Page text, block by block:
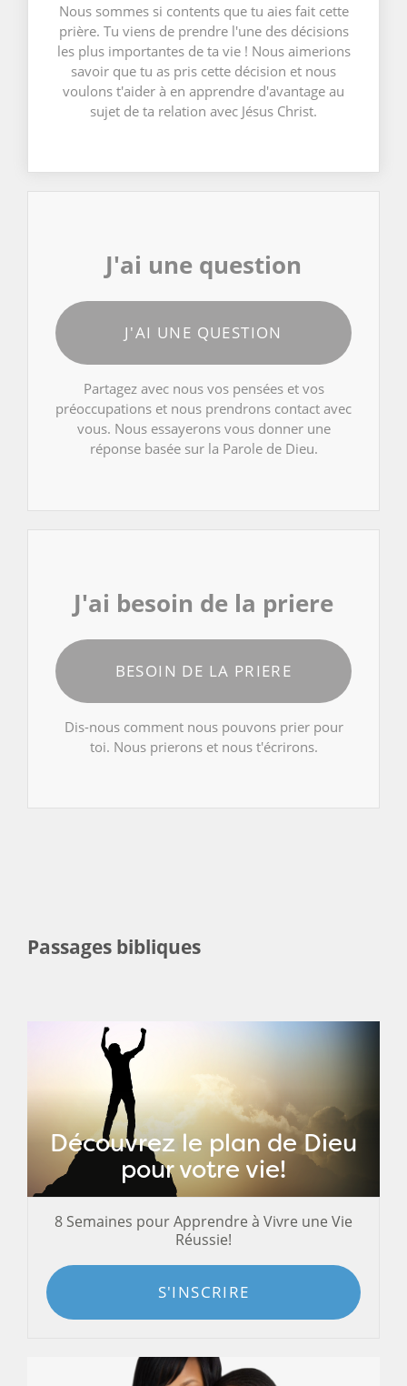
Nous sommes si contents que tu aies fait cette
prière. Tu viens de prendre l'une des décisions
les plus importantes de ta vie ! Nous aimerions
savoir que tu as pris cette décision et nous
voulons t'aider à en apprendre d'avantage au
sujet de ta relation avec Jésus Christ.
J'ai une question
J'AI UNE QUESTION
Partagez avec nous vos pensées et vos
préoccupations et nous prendrons contact avec
vous. Nous essayerons vous donner une
réponse basée sur la Parole de Dieu.
J'ai besoin de la priere
BESOIN DE LA PRIERE
Dis-nous comment nous pouvons prier pour
toi. Nous prierons et nous t'écrirons.
Passages bibliques
Découvrez le plan de Dieu
pour votre vie!
8 Semaines pour Apprendre à Vivre une Vie
Réussie!
S'INSCRIRE